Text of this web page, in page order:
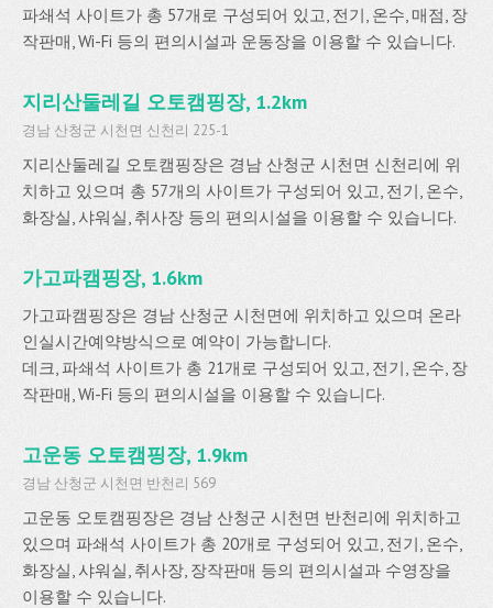
파쇄석 사이트가 총 57개로 구성되어 있고, 전기, 온수, 매점, 장
작판매, Wi-Fi 등의 편의시설과 운동장을 이용할 수 있습니다.
지리산둘레길 오토캠핑장, 1.2km
경남 산청군 시천면 신천리 225-1
지리산둘레길 오토캠핑장은 경남 산청군 시천면 신천리에 위
치하고 있으며 총 57개의 사이트가 구성되어 있고, 전기, 온수,
화장실, 샤워실, 취사장 등의 편의시설을 이용할 수 있습니다.
가고파캠핑장, 1.6km
가고파캠핑장은 경남 산청군 시천면에 위치하고 있으며 온라
인실시간예약방식으로 예약이 가능합니다.
데크, 파쇄석 사이트가 총 21개로 구성되어 있고, 전기, 온수, 장
작판매, Wi-Fi 등의 편의시설을 이용할 수 있습니다.
고운동 오토캠핑장, 1.9km
경남 산청군 시천면 반천리 569
고운동 오토캠핑장은 경남 산청군 시천면 반천리에 위치하고
있으며 파쇄석 사이트가 총 20개로 구성되어 있고, 전기, 온수,
화장실, 샤워실, 취사장, 장작판매 등의 편의시설과 수영장을
이용할 수 있습니다.